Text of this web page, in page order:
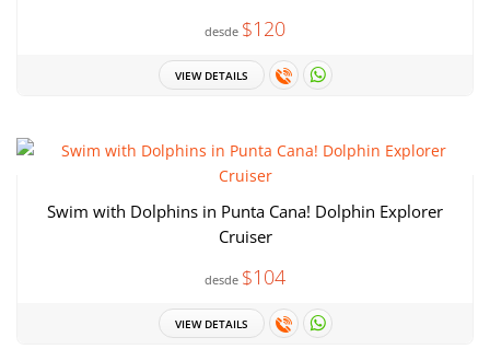
desde $120
VIEW DETAILS
Swim with Dolphins in Punta Cana! Dolphin Explorer
Cruiser
desde $104
VIEW DETAILS